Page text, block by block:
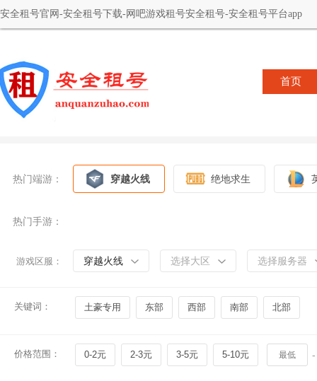
安全租号官网-安全租号下载-网吧游戏租号安全租号-安全租号平台app
首页
热门端游： 穿越火线 绝地求生
热门手游：
游戏区服： 穿越火线 选择大区 选择服务器
关键词： 土豪专用 东部 西部 南部 北部
价格范围： 0-2元 2-3元 3-5元 5-10元 -